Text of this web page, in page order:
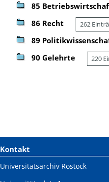
85
86 Recht 262
89
90 Gelehrte 220
Kontakt
Universitätsarchiv Rostock